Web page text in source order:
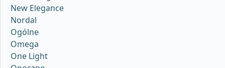
New Elegance
Nordal
Ogólne
Omega
One Light